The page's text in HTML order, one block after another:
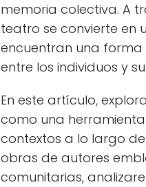
memoria colectiva. A
teatro se convierte en
encuentran una
entre los individuos y
En este artículo,
como una
contextos a lo largo
obras de autores
comunitarias,